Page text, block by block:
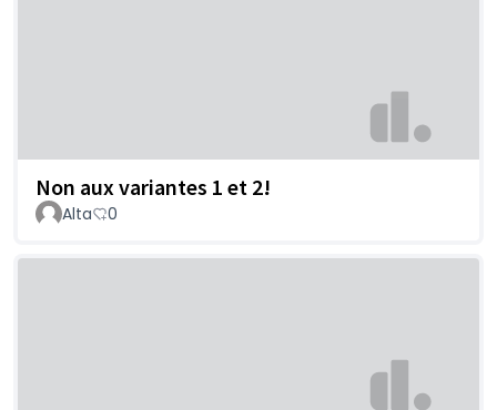
Non aux variantes 1 et 2!
Alta 0